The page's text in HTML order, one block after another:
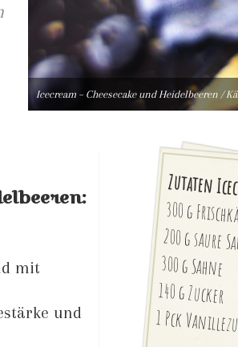
Icecream – Cheesecake und Heidelbeeren /
Zutaten
300 g
200 g saure
300 g Sahne
140 g Zucker
1 Pck
mit
und